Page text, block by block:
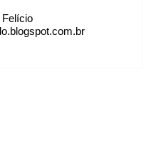
Felício